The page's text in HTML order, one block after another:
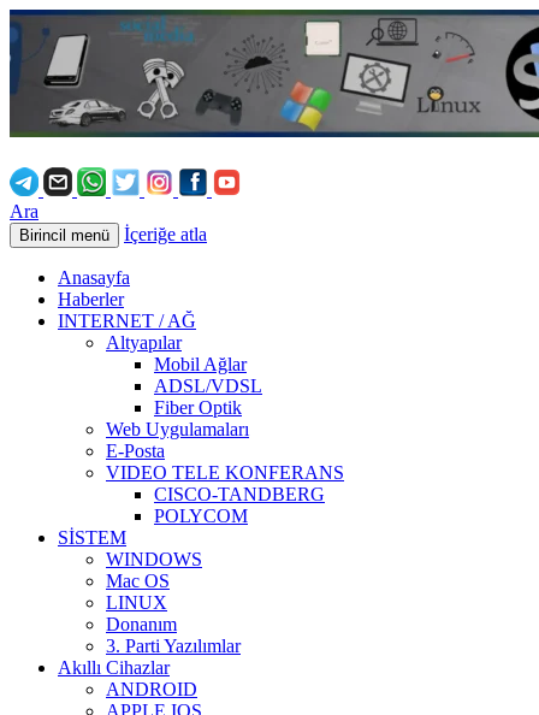
Ara
Birincil menü İçeriğe atla
Anasayfa
Haberler
INTERNET / AĞ
Altyapılar
Mobil Ağlar
ADSL/VDSL
Fiber Optik
Web Uygulamaları
E-Posta
VIDEO TELE KONFERANS
CISCO-TANDBERG
POLYCOM
SİSTEM
WINDOWS
Mac OS
LINUX
Donanım
3. Parti Yazılımlar
Akıllı Cihazlar
ANDROID